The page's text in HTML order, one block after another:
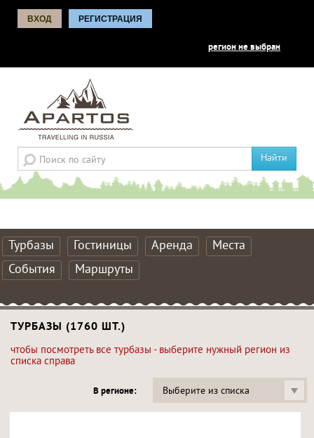
ВХОД РЕГИСТРАЦИЯ
регион не выбран
Найти
Турбазы Гостиницы Аренда
Места
События
Маршруты
ТУРБАЗЫ (1760 ШТ.)
чтобы посмотреть все турбазы - выберите нужный регион из
списка справа
В регионе: Выберите из списка